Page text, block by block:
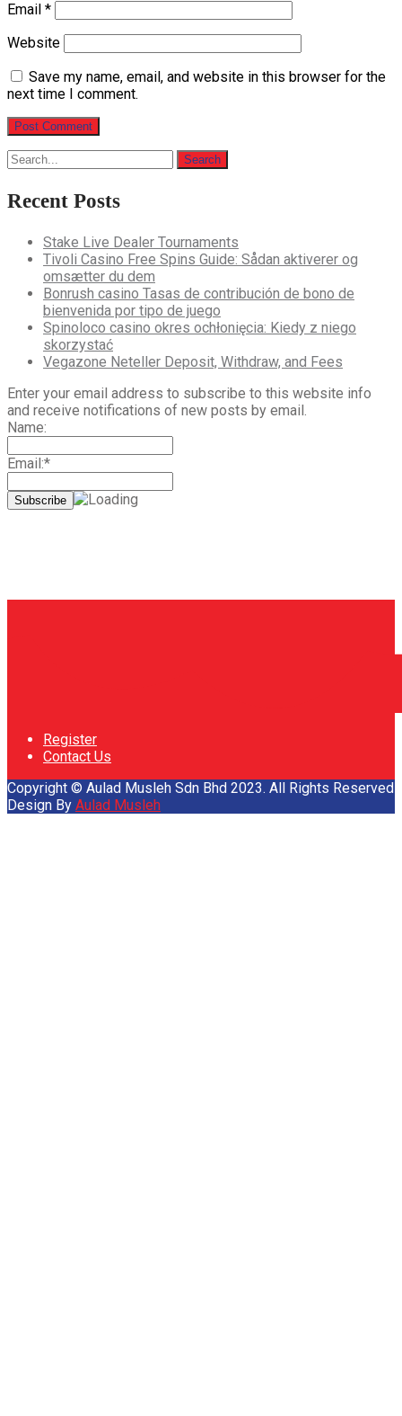
Email *
Website
Save my name, email, and website in this browser for the
next time I comment.
Recent Posts
Stake Live Dealer Tournaments
Tivoli Casino Free Spins Guide: Sådan aktiverer og
omsætter du dem
Bonrush casino Tasas de contribución de bono de
bienvenida por tipo de juego
Spinoloco casino okres ochłonięcia: Kiedy z niego
skorzystać
Vegazone Neteller Deposit, Withdraw, and Fees
Enter your email address to subscribe to this website info
and receive notifications of new posts by email.
Name:
Email:*
Register
Contact Us
Copyright © Aulad Musleh Sdn Bhd 2023. All Rights Reserved
Design By Aulad Musleh